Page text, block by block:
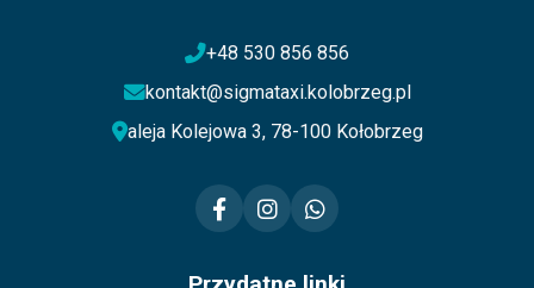
+48 530 856 856
kontakt@sigmataxi.kolobrzeg.pl
aleja Kolejowa 3, 78-100 Kołobrzeg